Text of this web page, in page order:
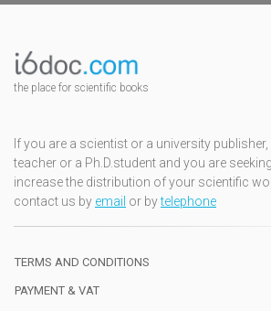
the place for scientific books
If you are a scientist or a university
teacher or a Ph.D.student and you are
increase the distribution of your scientific
contact us by email or bytelephone
TERMS AND CONDITIONS
PAYMENT & VAT